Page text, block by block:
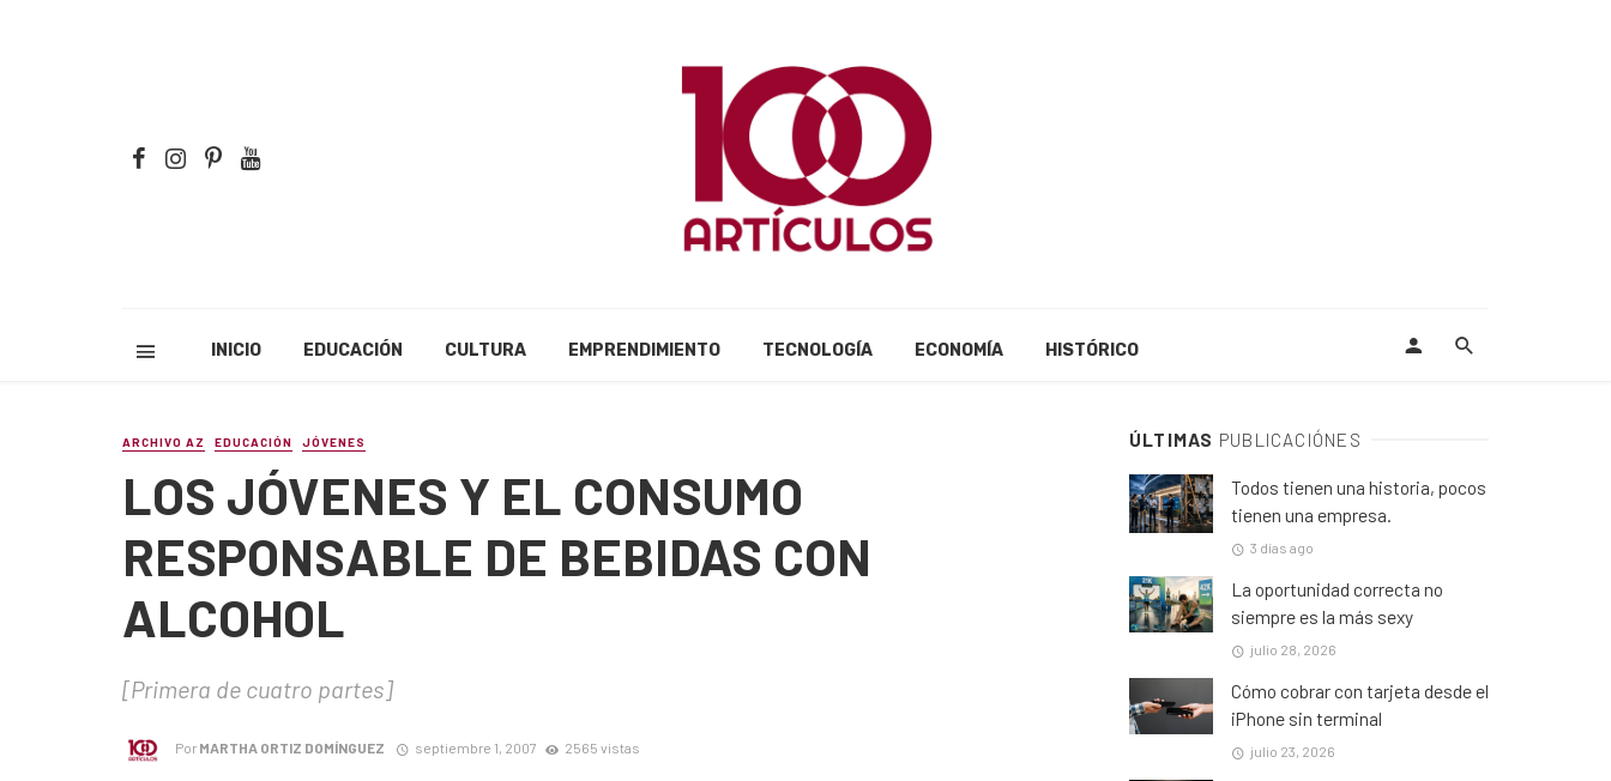
INICIO EDUCACIÓN CULTURA EMPRENDIMIENTO TECNOLOGÍA ECONOMÍA HISTÓRICO
ARCHIVO AZ EDUCACIÓN JÓVENES
LOS JÓVENES Y EL CONSUMO
RESPONSABLE DE BEBIDAS CON
ALCOHOL
[Primera de cuatro partes]
Por MARTHA ORTIZ DOMÍNGUEZ septiembre 1, 2007 2565 vistas
ÚLTIMAS PUBLICACIÓNES
Todos tienen una historia, pocos
tienen una empresa.
3 días ago
La oportunidad correcta no
siempre es la más sexy
julio 28, 2026
Cómo cobrar con tarjeta desde el
iPhone sin terminal
julio 23, 2026